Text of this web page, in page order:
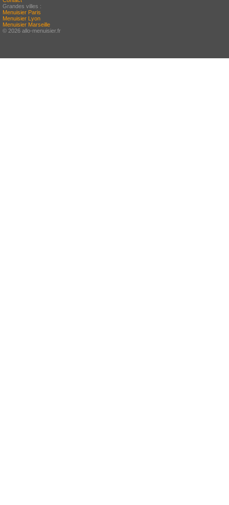
Grandes villes :
Menuisier Paris
Menuisier Lyon
Menuisier Marseille
© 2026 allo-menuisier.fr